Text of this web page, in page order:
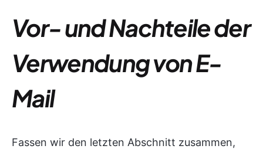
Vor- und Nachteile der
Verwendung von E-
Mail
Fassen wir den letzten Abschnitt zusammen,